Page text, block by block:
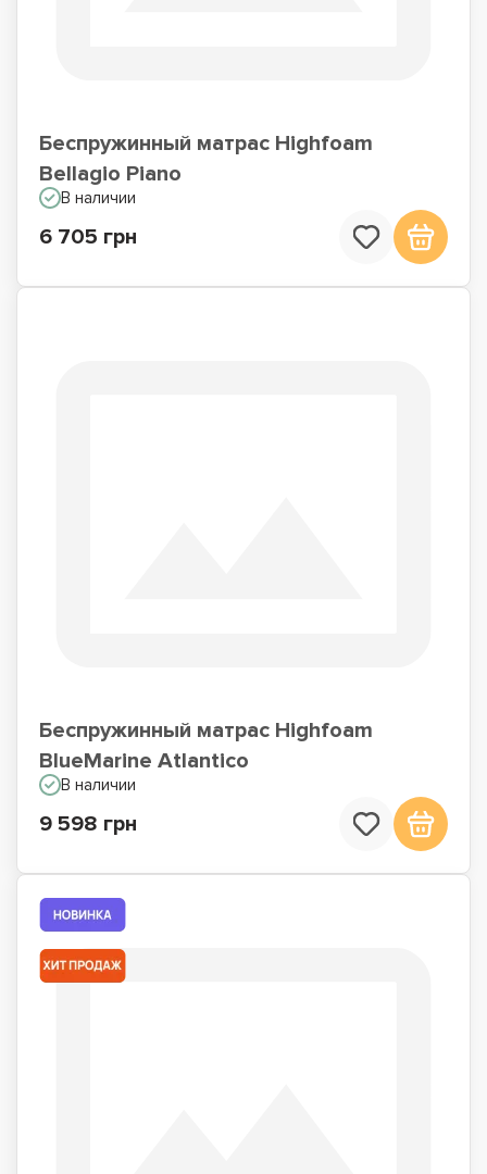
Беспружинный матрас Highfoam
Bellagio Piano
В наличии
6 705 грн
Беспружинный матрас Highfoam
BlueMarine Atlantico
В наличии
9 598 грн